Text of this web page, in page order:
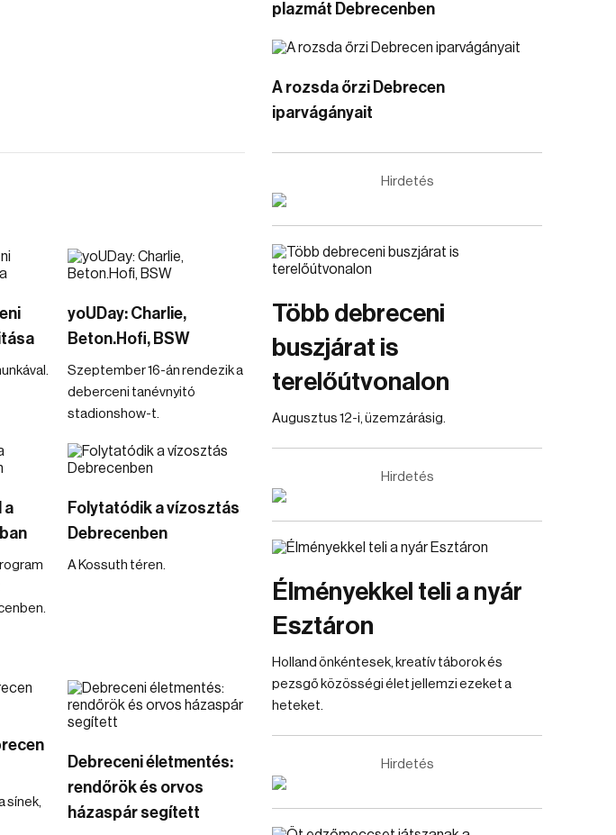
yoUDay: Charlie,
Beton.Hofi, BSW
Szeptember 16-án rendezik a
deberceni tanévnyitó
stadionshow-t.
a
Folytatódik a vízosztás
Debrecenben
A Kossuth téren.
sínek,
Debreceni életmentés:
rendőrök és orvos
házaspár segített
plazmát Debrecenben
A rozsda őrzi Debrecen
iparvágányait
Hirdetés
Több debreceni
buszjárat is
terelőútvonalon
Augusztus 12-i, üzemzárásig.
Hirdetés
Élményekkel teli a nyár
Esztáron
Holland önkéntesek, kreatív táborok és
pezsgő közösségi élet jellemzi ezeket a
heteket.
Hirdetés